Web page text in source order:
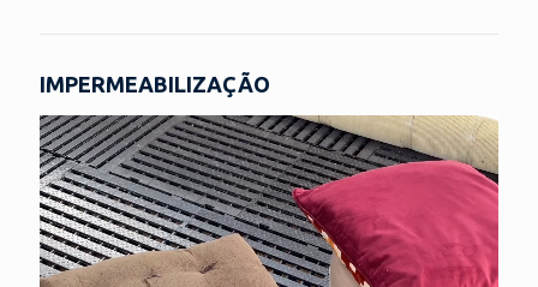
IMPERMEABILIZAÇÃO
Tocador
de
vídeo